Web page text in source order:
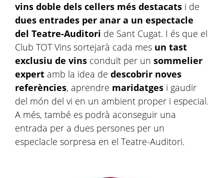
vins doble dels cellers més destacats i de
dues entrades per anar a un espectacle
del Teatre-Auditori de Sant Cugat. I és que el
Club TOT Vins sortejarà cada mes un tast
exclusiu de vins conduït per un sommelier
expert amb la idea de descobrir noves
referències, aprendre maridatges i gaudir
del món del vi en un ambient proper i especial.
A més, també es podrà aconseguir una
entrada per a dues persones per un
especlacle sorpresa en el Teatre-Auditori.